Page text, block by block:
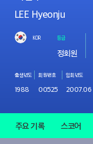
LEE Hyeonju
KOR 등급
정회원
출생년도
1988
회원번호
00525
입회년도
2007.06
주요 기록 스코어